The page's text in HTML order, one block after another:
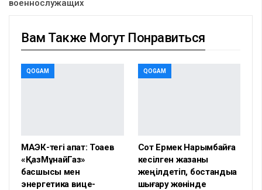
военнослужащих
Вам Также Могут Понравиться
QOGAM
МАЭК-тегі апат: Тоқаев
«ҚазМұнайГаз»
басшысы мен
энергетика вице-
QOGAM
Сот Ермек Нарымбайға
кесілген жазаны
жеңілдетіп, бостандыққа
шығару жөнінде